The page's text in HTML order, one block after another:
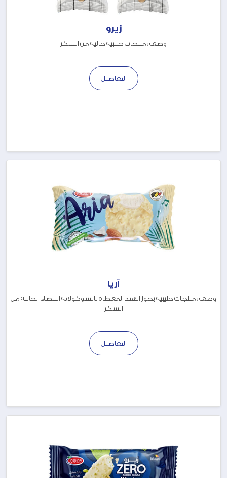
زيرو
وصف : مثلجات حليبية خالية من السكر
التفاصيل
آريا
وصف : مثلجات حليبية بجوز الهند المغطاة بالشوكولاتة البيضاء الخالية من
السكر
التفاصيل